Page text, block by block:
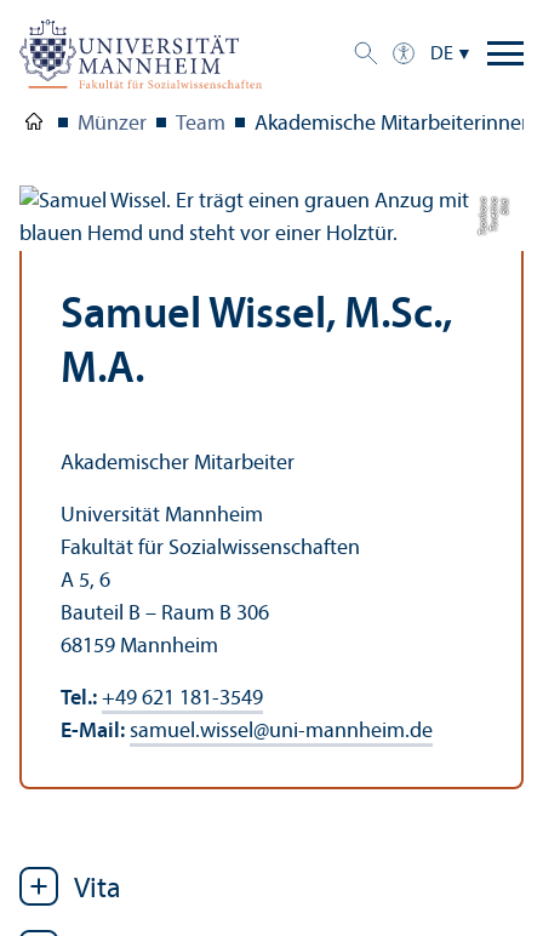
DE
Münzer Team Akademische Mitarbeiterinnen
Bil
d:
T
s
v
e
ti
n
a
T
s
o
n
k
o
v
a
Samuel Wissel, M.Sc.,
M.A.
Akademischer Mitarbeiter
Universität Mannheim
Fakultät für Sozial­wissenschaften
A 5, 6
Bauteil B – Raum B 306
68159 Mannheim
Tel.: +49 621 181-3549
E-Mail: samuel.wissel@uni-mannheim.de
Vita